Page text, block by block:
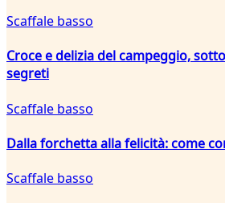
Scaffale basso
Croce e delizia del campeggio,
segreti
Scaffale basso
Dalla forchetta alla felicità: come
Scaffale basso